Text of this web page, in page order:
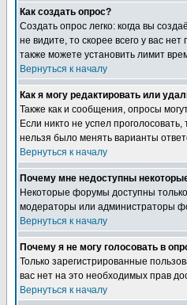
Как создать опрос?
Создать опрос легко: когда вы
не видите, то скорее всего у вас
также можете установить лимит
Вернуться к началу
Как я могу редактировать или
Также как и сообщения, опросы
Если никто не успел
нельзя было менять варианты
Вернуться к началу
Почему мне недоступны
Некоторые форумы доступны
модераторы или администраторы
Вернуться к началу
Почему я не могу голосовать в
Только зарегистрированные
вас нет на это необходимых прав
Вернуться к началу